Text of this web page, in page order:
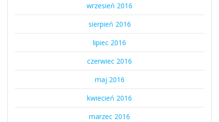
wrzesień 2016
sierpień 2016
lipiec 2016
czerwiec 2016
maj 2016
kwiecień 2016
marzec 2016